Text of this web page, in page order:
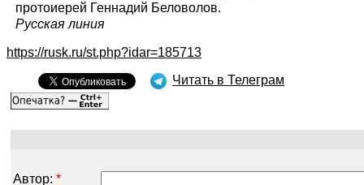
протоиерей Геннадий Беловолов.
Русская линия
https://rusk.ru/st.php?idar=185713
Читать в Телеграм
Автор: *